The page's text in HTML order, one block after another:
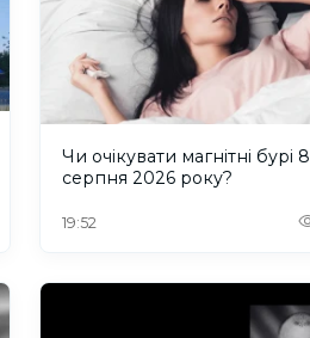
Чи очікувати магнітні бурі 8
серпня 2026 року?
19:52